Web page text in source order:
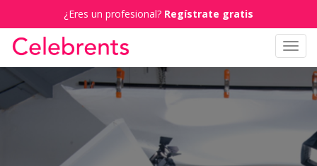
¿Eres un profesional? Regístrate gratis